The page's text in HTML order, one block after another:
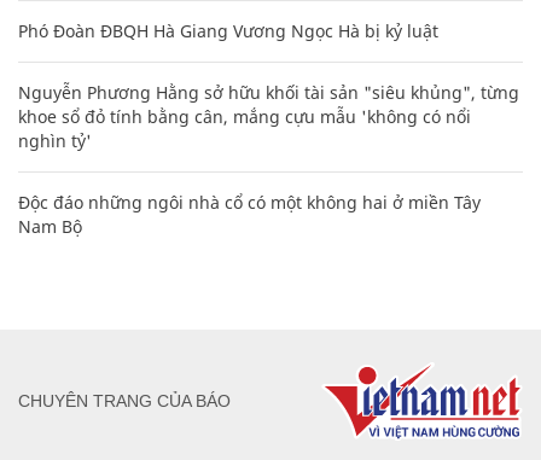
Phó Đoàn ĐBQH Hà Giang Vương Ngọc Hà bị kỷ luật
Nguyễn Phương Hằng sở hữu khối tài sản "siêu khủng", từng
khoe sổ đỏ tính bằng cân, mắng cựu mẫu 'không có nổi
nghìn tỷ'
Độc đáo những ngôi nhà cổ có một không hai ở miền Tây
Nam Bộ
CHUYÊN TRANG CỦA BÁO